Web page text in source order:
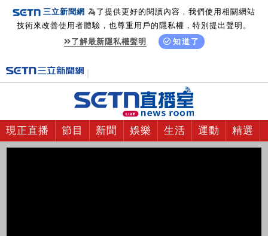
三立新聞網 為了提供更好的閱讀內容，我們使用相關網站
技術來改善使用者體驗，也尊重用戶的隱私權，特別提出聲明。
了解最新隱私權聲明
知道了
現正直播 節目 新聞 娛樂 生活 運動 精選